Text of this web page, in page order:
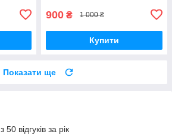
900 ₴ 1 000 ₴
Купити
Показати ще
відгуків за рік